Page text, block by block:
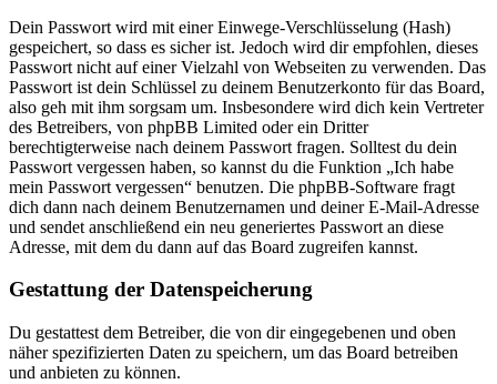
Dein Passwort wird mit einer Einwege-Verschlüsselung (Hash)
gespeichert, so dass es sicher ist. Jedoch wird dir empfohlen, dieses
Passwort nicht auf einer Vielzahl von Webseiten zu verwenden. Das
Passwort ist dein Schlüssel zu deinem Benutzerkonto für das Board,
also geh mit ihm sorgsam um. Insbesondere wird dich kein Vertreter
des Betreibers, von phpBB Limited oder ein Dritter
berechtigterweise nach deinem Passwort fragen. Solltest du dein
Passwort vergessen haben, so kannst du die Funktion „Ich habe
mein Passwort vergessen“ benutzen. Die phpBB-Software fragt
dich dann nach deinem Benutzernamen und deiner E-Mail-Adresse
und sendet anschließend ein neu generiertes Passwort an diese
Adresse, mit dem du dann auf das Board zugreifen kannst.
Gestattung der Datenspeicherung
Du gestattest dem Betreiber, die von dir eingegebenen und oben
näher spezifizierten Daten zu speichern, um das Board betreiben
und anbieten zu können.